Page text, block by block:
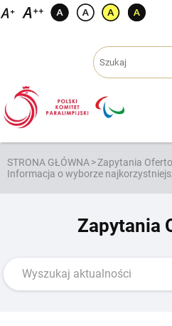
Przejdź
STRONA GŁÓWNA>Zapytania
Informacja o wyborze
Zapytania